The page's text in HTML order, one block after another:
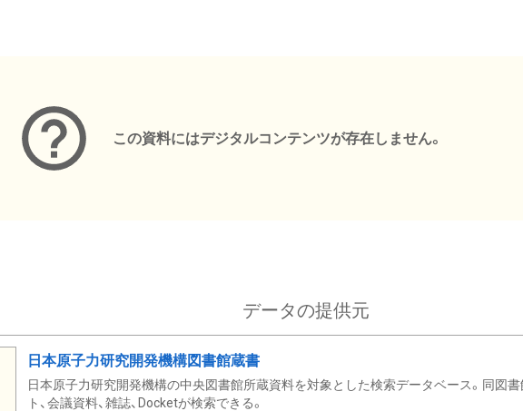
この資料にはデジタルコンテンツが存在しません。
データの提供元
日本原子力研究開発機構図書館蔵書
日本原子力研究開発機構の中央図書館所蔵資料を対象とした検索データベース。同図書
ト、会議資料、雑誌、Docketが検索できる。